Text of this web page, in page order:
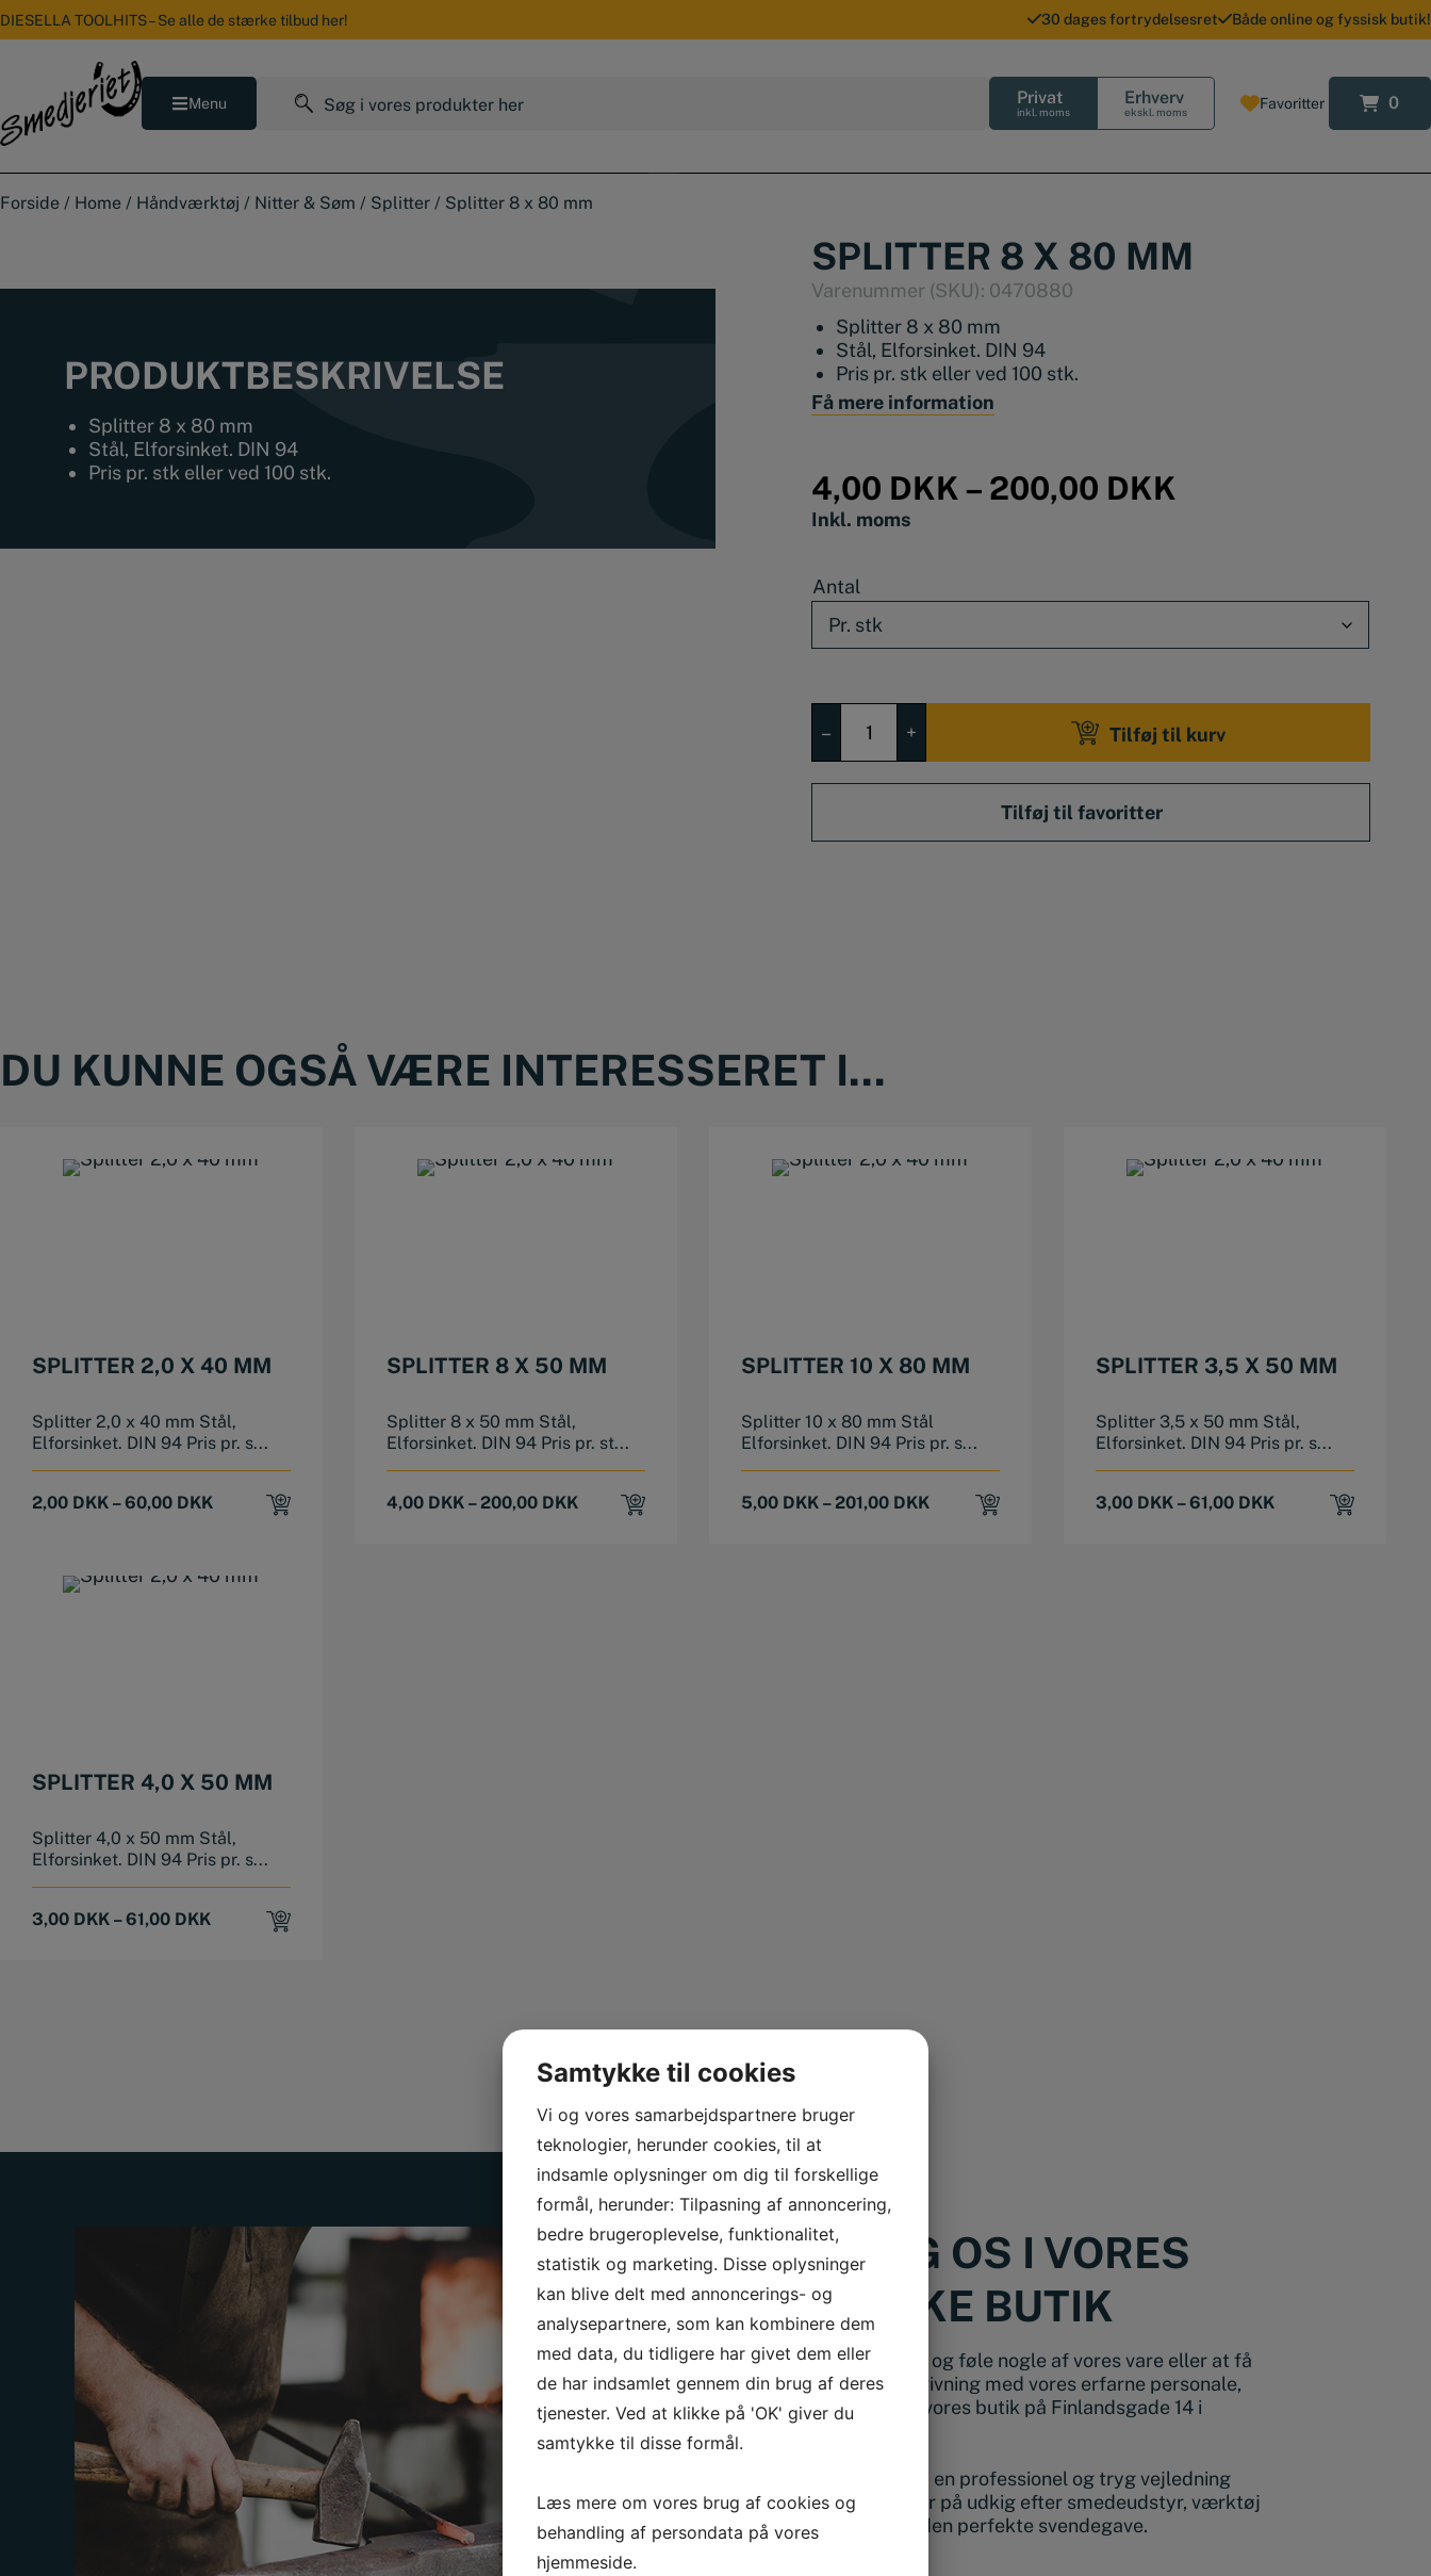
Hop
DIESELLA TOOLHITS – Se alle de stærke tilbud her! 30 dages fortrydelsesret Både online og fyssisk butik!
Menu
Søg
efter:
Privat
inkl. moms
Erhverv
ekskl. moms Favoritter 0
0
Forside / Home / Håndværktøj / Nitter & Søm / Splitter / Splitter 8 x 80 mm
PRODUKTBESKRIVELSE
Splitter 8 x 80 mm
Stål, Elforsinket. DIN 94
Pris pr. stk eller ved 100 stk.
SPLITTER 8 X 80 MM
Varenummer (SKU): 0470880
Splitter 8 x 80 mm
Stål, Elforsinket. DIN 94
Pris pr. stk eller ved 100 stk.
Få mere information
4,00 DKK – 200,00 DKK
Inkl. moms
Antal
–
8
x
80
+ Tilføj til kurv
DU KUNNE OGSÅ VÆRE INTERESSERET I...
SPLITTER 2,0 X 40 MM
Splitter 2,0 x 40 mm Stål,
Elforsinket. DIN 94 Pris pr. s...
2,00 DKK –60,00 DKK
SPLITTER 8 X 50 MM
Splitter 8 x 50 mm Stål,
Elforsinket. DIN 94 Pris pr. st...
4,00 DKK–200,00 DKK
SPLITTER 10 X 80 MM
Splitter 10 x 80 mm Stål
Elforsinket. DIN 94 Pris pr. s...
5,00 DKK–201,00 DKK
SPLITTER 3,5 X 50 MM
Splitter 3,5 x 50 mm Stål,
Elforsinket. DIN 94 Pris pr. s...
3,00 DKK–61,00 DKK
SPLITTER 4,0 X 50 MM
Splitter 4,0 x 50 mm Stål,
Elforsinket. DIN 94 Pris pr. s...
3,00 DKK –61,00 DKK
BESØG OS I VORES
FYSISKE BUTIK
Ønsker du at se og føle nogle af vores vare eller at få
en snak og rådgivning med vores erfarne personale,
kan du besøge vores butik på Finlandsgade 14 i
Haslev.
Vi giver dig altid en professionel og tryg vejledning
hvad enten du er på udkig efter smedeudstyr, værktøj
eller skal have den perfekte svendegave.
Samtykke til cookies
Vi og vores samarbejdspartnere bruger
teknologier, herunder cookies, til at
indsamle oplysninger om dig til forskellige
formål, herunder: Tilpasning af annoncering,
bedre brugeroplevelse, funktionalitet,
statistik og marketing. Disse oplysninger
kan blive delt med annoncerings- og
analysepartnere, som kan kombinere dem
med data, du tidligere har givet dem eller
de har indsamlet gennem din brug af deres
tjenester. Ved at klikke på 'OK' giver du
samtykke til disse formål.
Læs mere om vores brug af cookies og
behandling af persondata på vores
hjemmeside.